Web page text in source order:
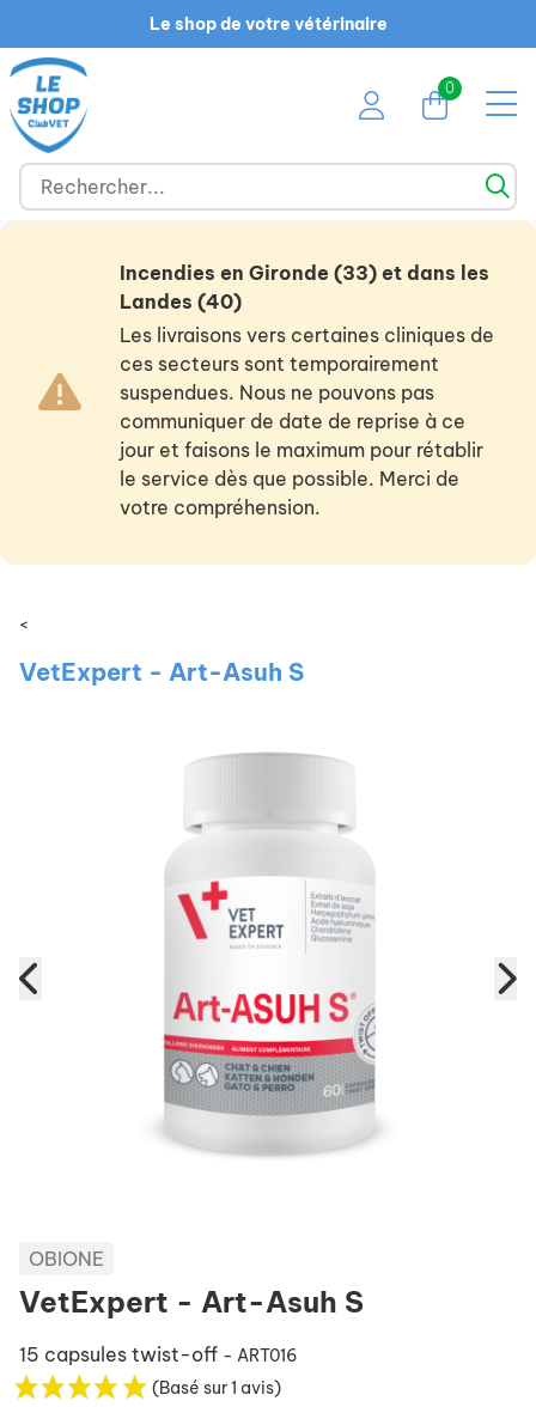
Le shop de votre vétérinaire
0
Incendies en Gironde (33) et dans les
Landes (40)
Les livraisons vers certaines cliniques de
ces secteurs sont temporairement
suspendues. Nous ne pouvons pas
communiquer de date de reprise à ce
jour et faisons le maximum pour rétablir
le service dès que possible. Merci de
votre compréhension.
<
VetExpert - Art-Asuh S
OBIONE
VetExpert - Art-Asuh S
15 capsules twist-off - ART016
(Basé sur 1 avis)